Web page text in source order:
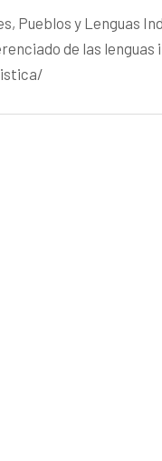
Pueblos y Lenguas
de las lenguas